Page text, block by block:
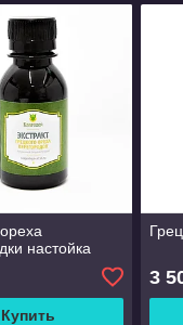
настойка
Купить
3